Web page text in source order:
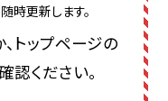
時更新します。
トップページの
認ください。